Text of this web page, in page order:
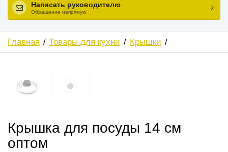
Написать руководителю
Обращение напрямую
Главная Товары для кухни Крышки
Крышка для посуды 14 см
оптом